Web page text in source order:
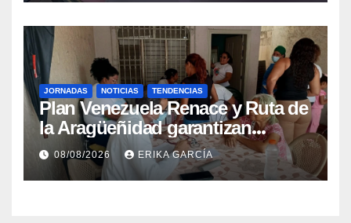
JORNADAS NOTICIAS TENDENCIAS
Plan Venezuela Renace y Ruta de
la Aragüeñidad garantizan
atención médica integral en
Aragua
08/08/2026 ERIKA GARCÍA